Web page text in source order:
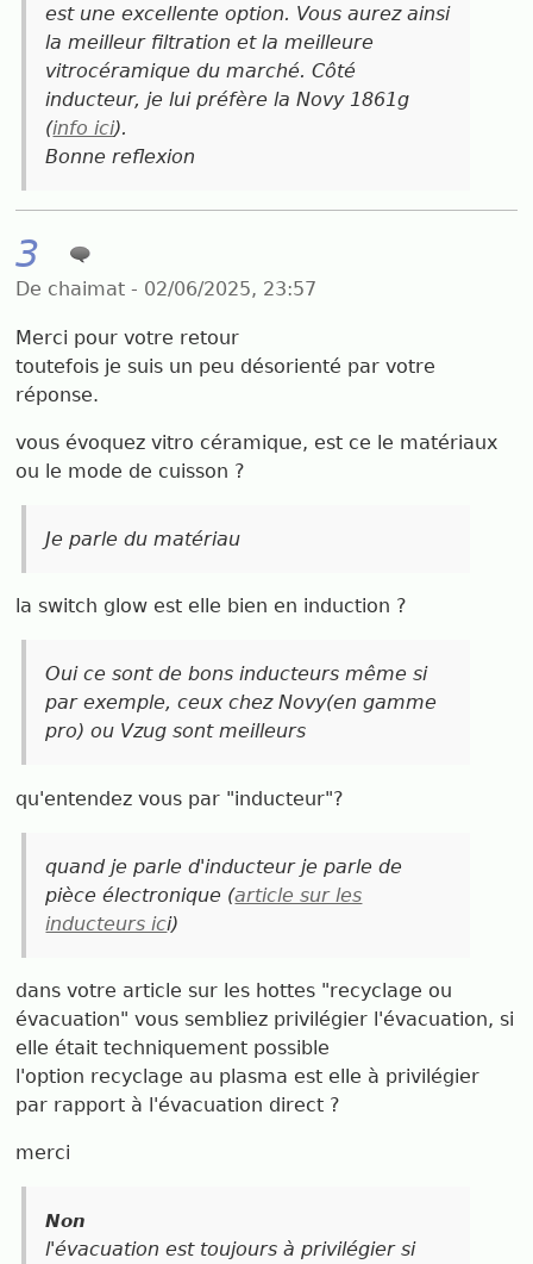
est une excellente option. Vous aurez ainsi
la meilleur filtration et la meilleure
vitrocéramique du marché. Côté
inducteur, je lui préfère la Novy 1861g
(info ici).
Bonne reflexion
3
De chaimat - 02/06/2025, 23:57
Merci pour votre retour
toutefois je suis un peu désorienté par votre
réponse.
vous évoquez vitro céramique, est ce le matériaux
ou le mode de cuisson ?
Je parle du matériau
la switch glow est elle bien en induction ?
Oui ce sont de bons inducteurs même si
par exemple, ceux chez Novy(en gamme
pro) ou Vzug sont meilleurs
qu'entendez vous par "inducteur"?
quand je parle d'inducteur je parle de
pièce électronique (article sur les
inducteurs ici)
dans votre article sur les hottes "recyclage ou
évacuation" vous sembliez privilégier l'évacuation, si
elle était techniquement possible
l'option recyclage au plasma est elle à privilégier
par rapport à l'évacuation direct ?
merci
Non
l'évacuation est toujours à privilégier si